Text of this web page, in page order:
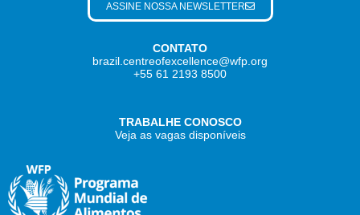
CONTATO
brazil.centreofexcellence@wfp.org
+55 61 2193 8500
TRABALHE CONOSCO
Veja as vagas disponíveis
ASSINE NOSSA NEWSLETTER